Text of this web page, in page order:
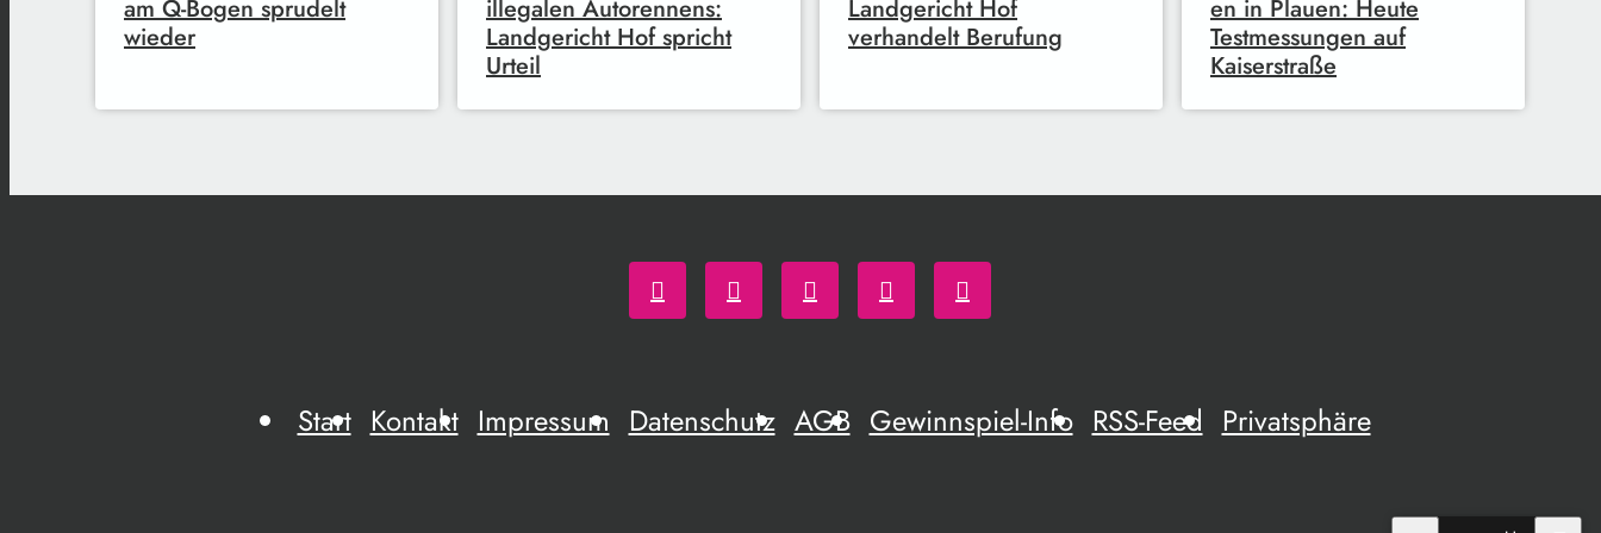
am Q-Bogen sprudelt
wieder
illegalen Autorennens:
Landgericht Hof spricht
Urteil
Landgericht Hof
verhandelt Berufung
en in Plauen: Heute
Testmessungen auf
Kaiserstraße
Start Kontakt Impressum Datenschutz AGB Gewinnspiel-Info RSS-Feed Privatsphäre